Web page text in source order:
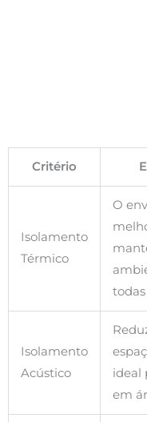
Critério
Isolamento
Térmico
O
todas
Isolamento
Acústico
ideal
em